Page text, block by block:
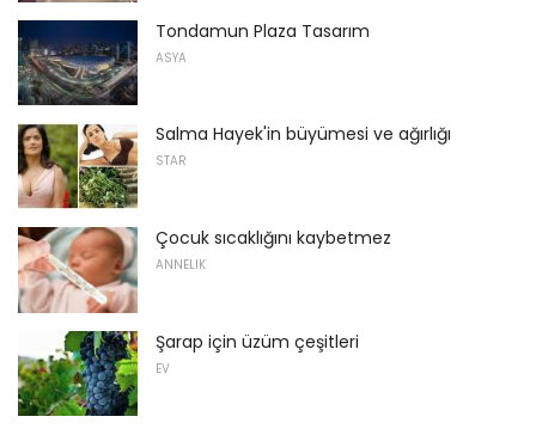
Tondamun Plaza Tasarım
ASYA
Salma Hayek'in büyümesi ve ağırlığı
STAR
Çocuk sıcaklığını kaybetmez
ANNELIK
Şarap için üzüm çeşitleri
EV